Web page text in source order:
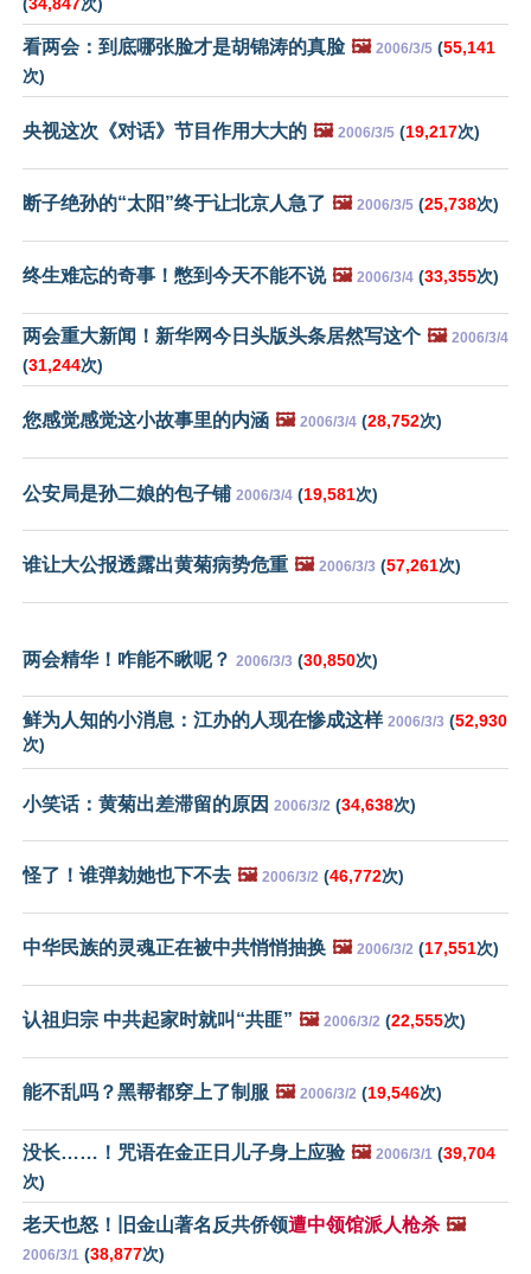
看两会：到底哪张脸才是胡锦涛的真脸 🖼️ 2006/3/5 (55,141
次)
央视这次《对话》节目作用大大的 🖼️ 2006/3/5 (19,217次)
断子绝孙的“太阳”终于让北京人急了 🖼️ 2006/3/5 (25,738次)
终生难忘的奇事！憋到今天不能不说 🖼️ 2006/3/4 (33,355次)
两会重大新闻！新华网今日头版头条居然写这个 🖼️ 2006/3/4
(31,244次)
您感觉感觉这小故事里的内涵 🖼️ 2006/3/4 (28,752次)
公安局是孙二娘的包子铺 2006/3/4 (19,581次)
谁让大公报透露出黄菊病势危重 🖼️ 2006/3/3 (57,261次)
两会精华！咋能不瞅呢？ 2006/3/3 (30,850次)
鲜为人知的小消息：江办的人现在惨成这样 2006/3/3 (52,930
次)
小笑话：黄菊出差滞留的原因 2006/3/2 (34,638次)
怪了！谁弹劾她也下不去 🖼️ 2006/3/2 (46,772次)
中华民族的灵魂正在被中共悄悄抽换 🖼️ 2006/3/2 (17,551次)
认祖归宗 中共起家时就叫“共匪” 🖼️ 2006/3/2 (22,555次)
能不乱吗？黑帮都穿上了制服 🖼️ 2006/3/2 (19,546次)
没长……！咒语在金正日儿子身上应验 🖼️ 2006/3/1 (39,704
次)
老天也怒！旧金山著名反共侨领遭中领馆派人枪杀 🖼️
2006/3/1 (38,877次)